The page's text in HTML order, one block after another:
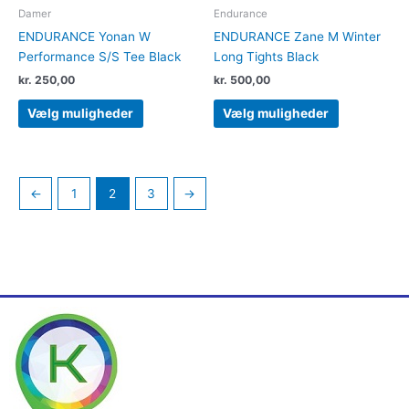
Damer
ENDURANCE Yonan W
Performance S/S Tee Black
kr. 250,00
Vælg muligheder
Endurance
ENDURANCE Zane M Winter
Long Tights Black
kr. 500,00
Vælg muligheder
← 1 2 3 →